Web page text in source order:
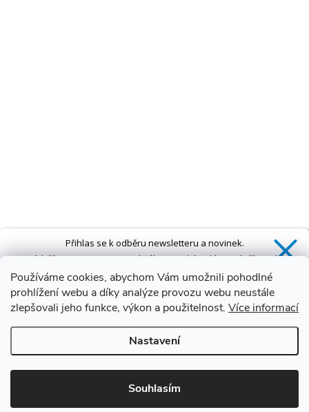
Používáme cookies, abychom Vám umožnili pohodlné
prohlížení webu a díky analýze provozu webu neustále
zlepšovali jeho funkce, výkon a použitelnost. Více informací
Nastavení
Souhlasím
Přihlas se k odběru newsletteru a novinek.
ZískášSLEVU 5 %na první nákup a také exkluzivní přístup k
novinkám, slevám a dalším speciálním nabídkám.*
Ano, chci se přihlásit
Zásady zpracování osobních údajů
*Sleva neplatí na vany s dvířky AVO a VOVO